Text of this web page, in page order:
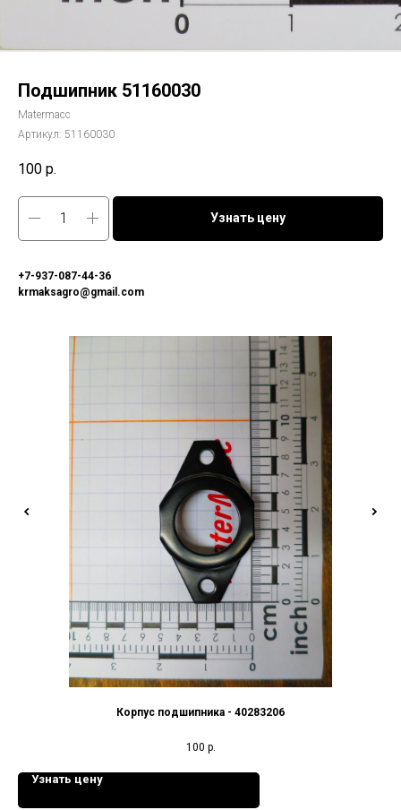
Подшипник 51160030
Matermacc
Артикул: 51160030
100 р.
Узнать цену
+7-937-087-44-36
krmaksagro@gmail.com
Корпус подшипника - 40283206
100 р.
Узнать цену